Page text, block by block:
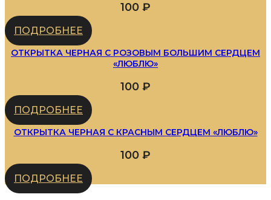
100 ₽
ПОДРОБНЕЕ
ОТКРЫТКА ЧЕРНАЯ С РОЗОВЫМ БОЛЬШИМ СЕРДЦЕМ
«ЛЮБЛЮ»
100 ₽
ПОДРОБНЕЕ
ОТКРЫТКА ЧЕРНАЯ С КРАСНЫМ СЕРДЦЕМ «ЛЮБЛЮ»
100 ₽
ПОДРОБНЕЕ